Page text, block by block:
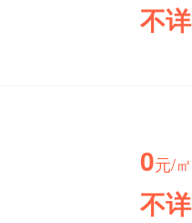
不详
0元/㎡
不详